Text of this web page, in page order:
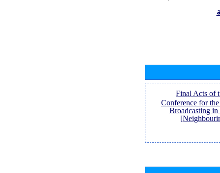
[Final Acts of
Conference for
Broadcasting